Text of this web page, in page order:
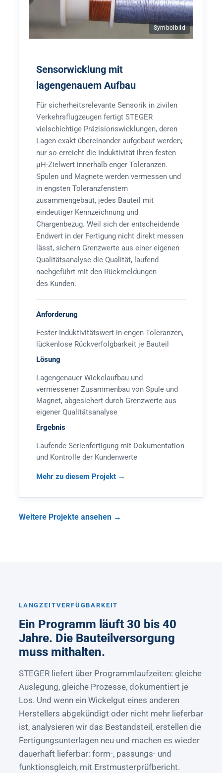
Symbolbild
Sensorwicklung mit
lagengenauem Aufbau
Für sicherheitsrelevante Sensorik in zivilen
Verkehrsflugzeugen fertigt STEGER
vielschichtige Präzisionswicklungen, deren
Lagen exakt übereinander aufgebaut werden;
nur so erreicht die Induktivität ihren festen
µH-Zielwert innerhalb enger Toleranzen.
Spulen und Magnete werden vermessen und
in engsten Toleranzfenstern
zusammengebaut, jedes Bauteil mit
eindeutiger Kennzeichnung und
Chargenbezug. Weil sich der entscheidende
Endwert in der Fertigung nicht direkt messen
lässt, sichern Grenzwerte aus einer eigenen
Qualitätsanalyse die Qualität, laufend
nachgeführt mit den Rückmeldungen
des Kunden.
Anforderung
Fester Induktivitätswert in engen Toleranzen,
lückenlose Rückverfolgbarkeit je Bauteil
Lösung
Lagengenauer Wickelaufbau und
vermessener Zusammenbau von Spule und
Magnet, abgesichert durch Grenzwerte aus
eigener Qualitätsanalyse
Ergebnis
Laufende Serienfertigung mit Dokumentation
und Kontrolle der Kundenwerte
Mehr zu diesem Projekt
Weitere Projekte ansehen
LANGZEITVERFÜGBARKEIT
Ein Programm läuft 30 bis 40
Jahre. Die Bauteilversorgung
muss mithalten.
STEGER liefert über Programmlaufzeiten: gleiche
Auslegung, gleiche Prozesse, dokumentiert je
Los. Und wenn ein Wickelgut eines anderen
Herstellers abgekündigt oder nicht mehr lieferbar
ist, analysieren wir das Bestandsteil, erstellen die
Fertigungsunterlagen neu und machen es wieder
dauerhaft lieferbar: form-, passungs- und
funktionsgleich, mit Erstmusterprüfbericht.